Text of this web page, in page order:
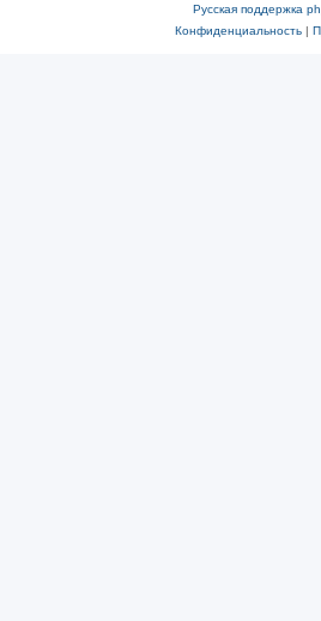
Русская поддержка
Конфиденциальность|